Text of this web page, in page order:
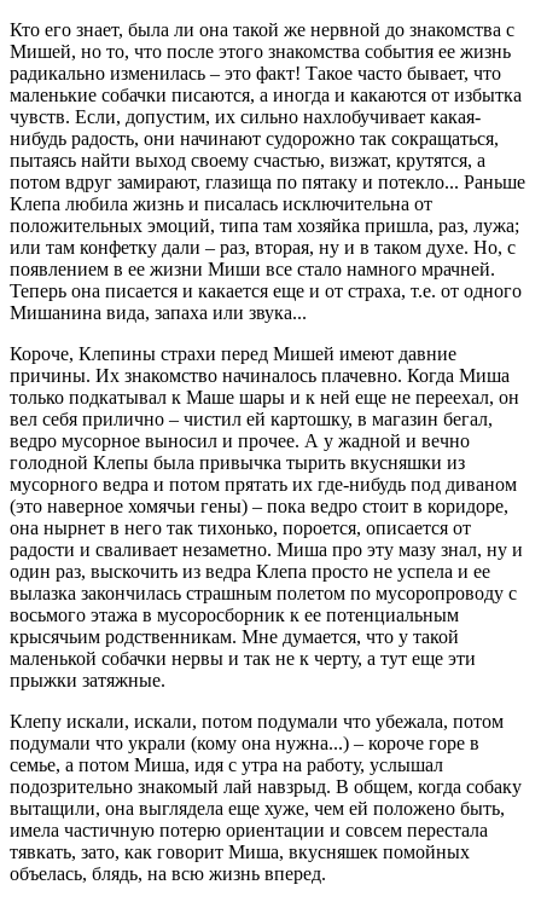
Кто его знает, была ли она такой же нервной до знакомства с
Мишей, но то, что после этого знакомства события ее жизнь
радикально изменилась – это факт! Такое часто бывает, что
маленькие собачки писаются, а иногда и какаются от избытка
чувств. Если, допустим, их сильно нахлобучивает какая-
нибудь радость, они начинают судорожно так сокращаться,
пытаясь найти выход своему счастью, визжат, крутятся, а
потом вдруг замирают, глазища по пятаку и потекло... Раньше
Клепа любила жизнь и писалась исключительна от
положительных эмоций, типа там хозяйка пришла, раз, лужа;
или там конфетку дали – раз, вторая, ну и в таком духе. Hо, с
появлением в ее жизни Миши все стало намного мрачней.
Теперь она писается и какается еще и от страха, т.е. от одного
Мишанина вида, запаха или звука...
Короче, Клепины страхи перед Мишей имеют давние
причины. Их знакомство начиналось плачевно. Когда Миша
только подкатывал к Маше шары и к ней еще не переехал, он
вел себя прилично – чистил ей картошку, в магазин бегал,
ведро мусорное выносил и прочее. А у жадной и вечно
голодной Клепы была привычка тырить вкусняшки из
мусорного ведра и потом прятать их где-нибудь под диваном
(это наверное хомячьи гены) – пока ведро стоит в коридоре,
она нырнет в него так тихонько, пороется, описается от
радости и сваливает незаметно. Миша про эту мазу знал, ну и
один раз, выскочить из ведра Клепа просто не успела и ее
вылазка закончилась страшным полетом по мусоропроводу с
восьмого этажа в мусоросборник к ее потенциальным
крысячьим родственникам. Мне думается, что у такой
маленькой собачки нервы и так не к черту, а тут еще эти
прыжки затяжные.
Клепу искали, искали, потом подумали что убежала, потом
подумали что украли (кому она нужна...) – короче горе в
семье, а потом Миша, идя с утра на работу, услышал
подозрительно знакомый лай навзрыд. В общем, когда собаку
вытащили, она выглядела еще хуже, чем ей положено быть,
имела частичную потерю ориентации и совсем перестала
тявкать, зато, как говорит Миша, вкусняшек помойных
объелась, блядь, на всю жизнь вперед.